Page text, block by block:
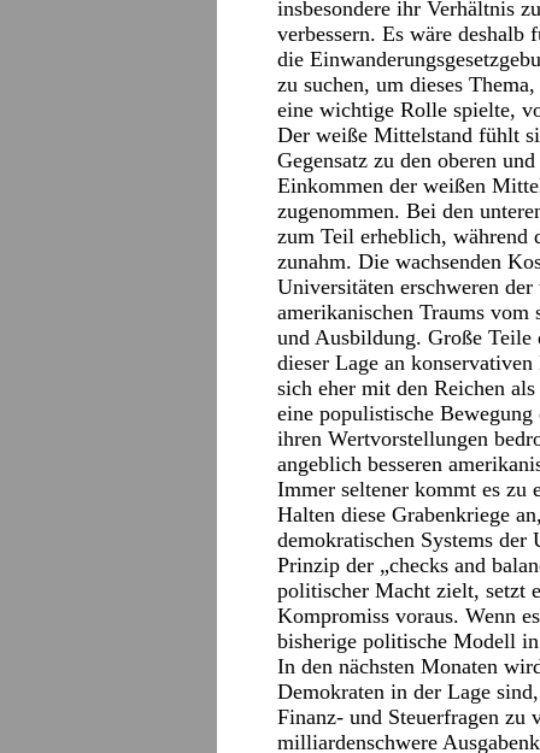
insbesondere ihr Verhältnis
verbessern. Es wäre
die
zu suchen, um dieses
eine wichtige Rolle spielte,
Der weiße Mittelstand fühlt
Gegensatz zu den oberen
Einkommen der weißen
zugenommen. Bei den
zum Teil erheblich, während
zunahm. Die wachsenden
Universitäten erschweren
amerikanischen Traums
und Ausbildung. Große Teile
dieser Lage an
sich eher mit den Reichen
eine populistische
ihren Wertvorstellungen
angeblich besseren
Immer seltener kommt es zu
Halten diese Grabenkriege
demokratischen Systems der
Prinzip der „checks and
politischer Macht zielt, setzt
Kompromiss voraus. Wenn
bisherige politische Modell
In den nächsten Monaten
Demokraten in der Lage
Finanz- und Steuerfragen zu
milliardenschwere